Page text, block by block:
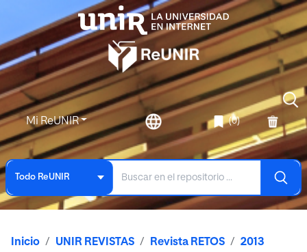
Mi ReUNIR (0)
Todo ReUNIR
Inicio UNIR REVISTAS Revista RETOS
2013